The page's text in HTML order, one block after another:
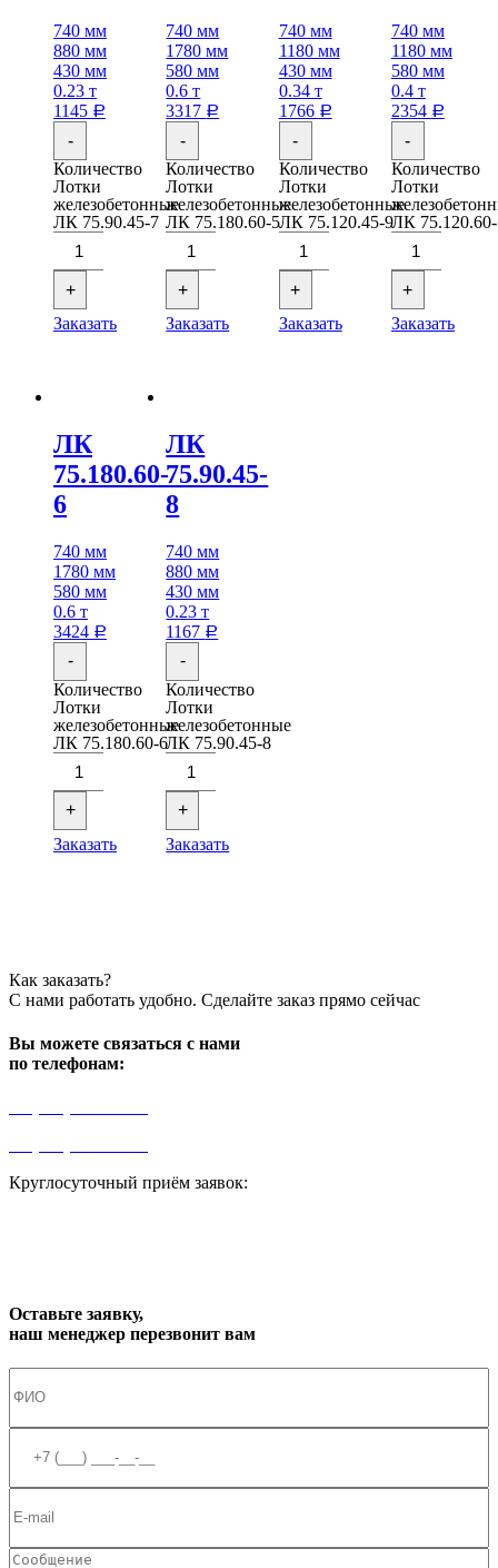
740 мм
880 мм
430 мм
0.23 т
1145 Р
-
Количество
Лотки
железобетонные
ЛК 75.90.45-7
+
Заказать
740 мм
1780 мм
580 мм
0.6 т
3317 Р
-
Количество
Лотки
железобетонные
ЛК 75.180.60-5
+
Заказать
740 мм
1180 мм
430 мм
0.34 т
1766 Р
-
Количество
Лотки
железобетонные
ЛК 75.120.45-9
+
Заказать
740 мм
1180 мм
580 мм
0.4 т
2354 Р
-
Количество
Лотки
ЛК
+
Заказать
ЛК
75.180.60-
6
740 мм
1780 мм
580 мм
0.6 т
3424 Р
-
Количество
Лотки
железобетонные
ЛК 75.180.60-6
+
Заказать
ЛК
75.90.45-
8
740 мм
880 мм
430 мм
0.23 т
1167 Р
-
Количество
Лотки
железобетонные
ЛК 75.90.45-8
+
Заказать
Как заказать?
С нами работать удобно. Сделайте заказ прямо сейчас
Вы можете связаться с нами
по телефонам:
Круглосуточный приём заявок:
Оставьте заявку,
наш менеджер перезвонит вам